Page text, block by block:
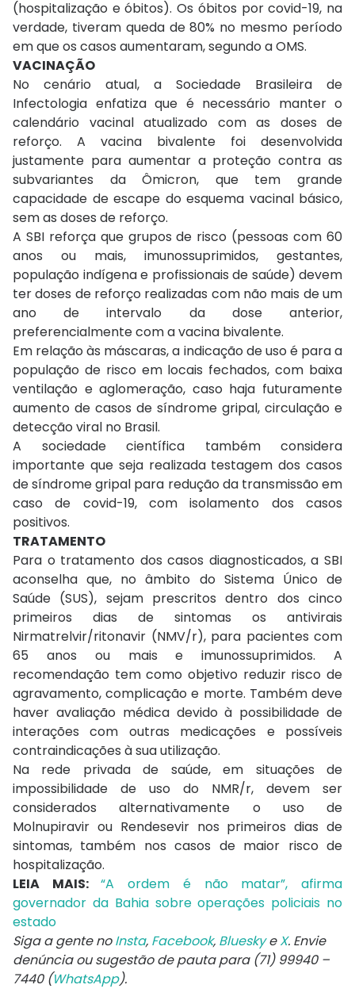
(hospitalização e óbitos). Os óbitos por covid-19, na
verdade, tiveram queda de 80% no mesmo período
em que os casos aumentaram, segundo a OMS.
VACINAÇÃO
No cenário atual, a Sociedade Brasileira de
Infectologia enfatiza que é necessário manter o
calendário vacinal atualizado com as doses de
reforço. A vacina bivalente foi desenvolvida
justamente para aumentar a proteção contra as
subvariantes da Ômicron, que tem grande
capacidade de escape do esquema vacinal básico,
sem as doses de reforço.
A SBI reforça que grupos de risco (pessoas com 60
anos ou mais, imunossuprimidos, gestantes,
população indígena e profissionais de saúde) devem
ter doses de reforço realizadas com não mais de um
ano de intervalo da dose anterior,
preferencialmente com a vacina bivalente.
Em relação às máscaras, a indicação de uso é para a
população de risco em locais fechados, com baixa
ventilação e aglomeração, caso haja futuramente
aumento de casos de síndrome gripal, circulação e
detecção viral no Brasil.
A sociedade científica também considera
importante que seja realizada testagem dos casos
de síndrome gripal para redução da transmissão em
caso de covid-19, com isolamento dos casos
positivos.
TRATAMENTO
Para o tratamento dos casos diagnosticados, a SBI
aconselha que, no âmbito do Sistema Único de
Saúde (SUS), sejam prescritos dentro dos cinco
primeiros dias de sintomas os antivirais
Nirmatrelvir/ritonavir (NMV/r), para pacientes com
65 anos ou mais e imunossuprimidos. A
recomendação tem como objetivo reduzir risco de
agravamento, complicação e morte. Também deve
haver avaliação médica devido à possibilidade de
interações com outras medicações e possíveis
contraindicações à sua utilização.
Na rede privada de saúde, em situações de
impossibilidade de uso do NMR/r, devem ser
considerados alternativamente o uso de
Molnupiravir ou Rendesevir nos primeiros dias de
sintomas, também nos casos de maior risco de
hospitalização.
LEIA MAIS:“A ordem é não matar”, afirma
governador da Bahia sobre operações policiais no
estado
Siga a gente noInsta, Facebook, BlueskyeX. Envie
denúncia ou sugestão de pauta para (71) 99940 –
7440 (WhatsApp).